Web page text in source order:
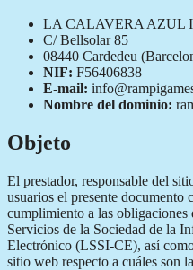
LA CALAVERA AZUL
C/ Bellsolar 85
08440 Cardedeu
NIF: F56406838
E-mail:
Nombre del dominio:
Objeto
El prestador, responsable del
usuarios el presente documento
cumplimiento a las obligaciones
Servicios de la Sociedad de la
Electrónico (LSSI-CE), así
sitio web respecto a cuáles son